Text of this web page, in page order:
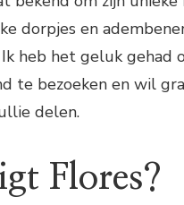
dorpjes en
Ik heb het geluk gehad
te bezoeken en wil
delen.
Flores?